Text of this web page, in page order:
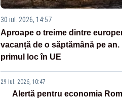
30 iul. 2026, 14:57
Aproape o treime dintre
vacanță de o săptămână pe an.
primul loc în UE
29 iul. 2026, 10:47
Alertă pentru economia